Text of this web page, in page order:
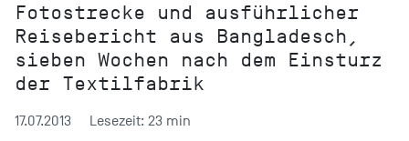
Fotostrecke und ausführlicher
Reisebericht aus Bangladesch,
sieben Wochen nach dem Einsturz
der Textilfabrik
17.07.2013 Lesezeit: 23 min